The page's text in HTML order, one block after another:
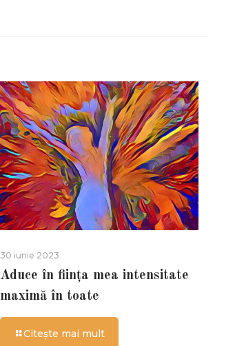
30 iunie 2023
Aduce în ființa mea intensitate
maximă în toate
Citește mai mult